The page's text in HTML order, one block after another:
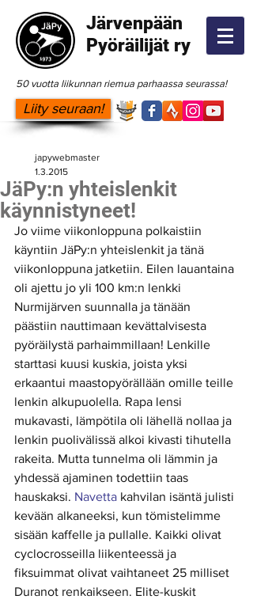
Järvenpään
Pyöräilijät ry
50 vuotta liikunnan riemua parhaassa seurassa!
Liity seuraan!
JäPy:n yhteislenkit
käynnistyneet!
japywebmaster
1.3.2015
Jo viime viikonloppuna polkaistiin
käyntiin JäPy:n yhteislenkit ja tänä
viikonloppuna jatketiin. Eilen lauantaina
oli ajettu jo yli 100 km:n lenkki
Nurmijärven suunnalla ja tänään
päästiin nauttimaan kevättalvisesta
pyöräilystä parhaimmillaan! Lenkille
starttasi kuusi kuskia, joista yksi
erkaantui maastopyörällään omille teille
lenkin alkupuolella. Rapa lensi
mukavasti, lämpötila oli lähellä nollaa ja
lenkin puolivälissä alkoi kivasti tihutella
rakeita. Mutta tunnelma oli lämmin ja
yhdessä ajaminen todettiin taas
hauskaksi. Navetta kahvilan isäntä julisti
kevään alkaneeksi, kun tömistelimme
sisään kaffelle ja pullalle. Kaikki olivat
cyclocrosseilla liikenteessä ja
fiksuimmat olivat vaihtaneet 25 milliset
Duranot renkaikseen. Elite-kuskit